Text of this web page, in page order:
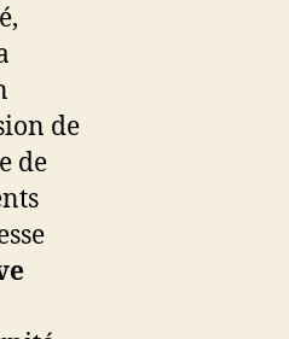
de
de